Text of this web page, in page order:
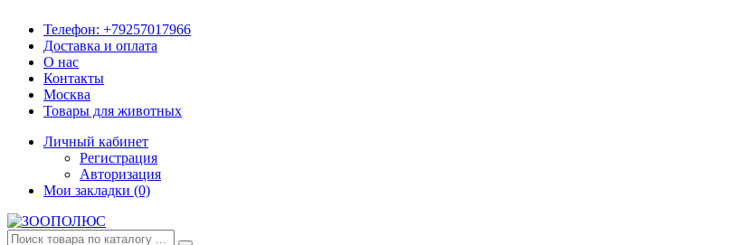
Телефон: +79257017966
Доставка и оплата
О нас
Контакты
Москва
Товары для животных
Личный кабинет
Регистрация
Авторизация
Мои закладки (0)